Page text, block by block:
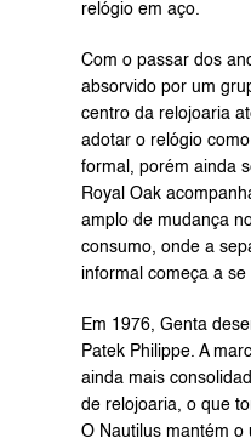
relógio em aço.
Com o passar dos
absorvido por um
centro da relojoaria
adotar o relógio
formal, porém ainda
Royal Oak
amplo de mudança
consumo, onde a
informal começa a se
Em 1976, Genta
Patek Philippe. A
ainda mais
de relojoaria, o que
O Nautilus mantém o